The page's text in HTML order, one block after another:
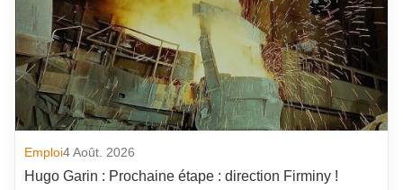
Emploi4 Août. 2026
Hugo Garin : Prochaine étape : direction Firminy !